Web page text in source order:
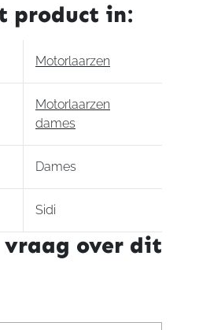
product in:
Motorlaarzen
Motorlaarzen
dames
Dames
Sidi
vraag over dit